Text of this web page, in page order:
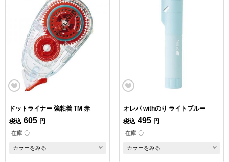
ドットライナー 強粘着 TM 赤
税込 605 円
在庫 〇
カラーをみる
オレパ withのり ライトブルー
税込 495 円
在庫 〇
カラーをみる